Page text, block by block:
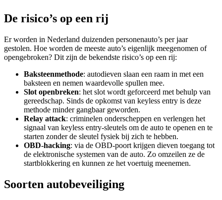
De risico’s op een rij
Er worden in Nederland duizenden personenauto’s per jaar
gestolen. Hoe worden de meeste auto’s eigenlijk meegenomen of
opengebroken? Dit zijn de bekendste risico’s op een rij:
Baksteenmethode: autodieven slaan een raam in met een
baksteen en nemen waardevolle spullen mee.
Slot openbreken: het slot wordt geforceerd met behulp van
gereedschap. Sinds de opkomst van keyless entry is deze
methode minder gangbaar geworden.
Relay attack: criminelen onderscheppen en verlengen het
signaal van keyless entry-sleutels om de auto te openen en te
starten zonder de sleutel fysiek bij zich te hebben​.
OBD-hacking: via de OBD-poort krijgen dieven toegang tot
de elektronische systemen van de auto. Zo omzeilen ze de
startblokkering en kunnen ze het voertuig meenemen.
Soorten autobeveiliging